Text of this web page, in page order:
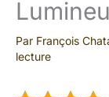
Par François
lecture